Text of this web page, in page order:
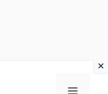
Menu